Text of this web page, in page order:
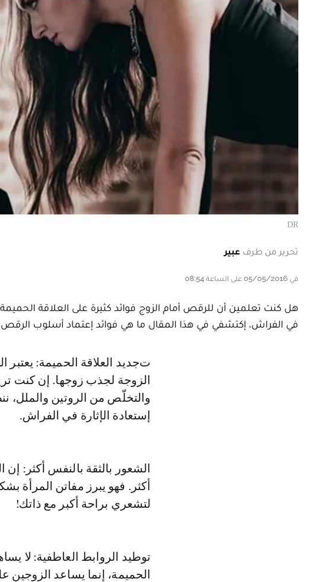
DR
تحرير من طرف عبير
في 05/05/2016 على الساعة 08:54
هل كنت تعلمين أن للرقص أمام الزوج فوائد كثيرة على العلاقة
في الفراش، إكتشفي في هذا المقال ما هي فوائد إعتماد أسلوب الرقص
تجديد العلاقة الحميمة: يعتبر الرقص من أبرز فنون الإثارة التي يمكن أن تعتمدها
الزوجة لجذب زوجها. إن كنت
والتخلّص من الروتين
إستعادة الإثارة في الفراش.
الشعور بالثقة بالنفس أكثر:
أكثر. فهو يبرز مفاتن المرأة
لتشعري براحة أكبر مع ذاتك!
توطيد الروابط العاطفية: لا
الحميمة، إنما يساعد الزوجين